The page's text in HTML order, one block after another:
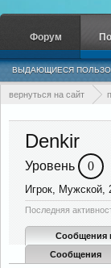
вернуться на сайт
Denkir
Уровень 0
Игрок, Мужской,
Последняя
Сообщения
Сообщения
Форум
ВЫДАЮЩИЕСЯ
НЕДАВНЯЯ АКТИВНОСТЬ